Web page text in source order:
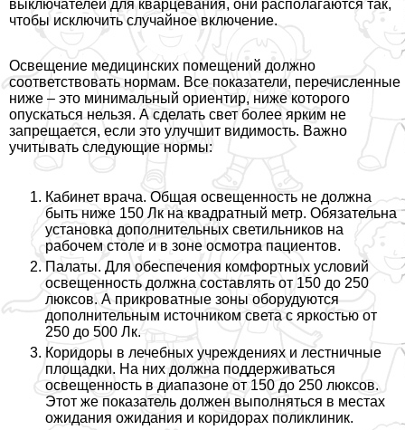
выключателей для кварцевания, они располагаются так,
чтобы исключить случайное включение.
Освещение медицинских помещений должно
соответствовать нормам. Все показатели, перечисленные
ниже – это минимальный ориентир, ниже которого
опускаться нельзя. А сделать свет более ярким не
запрещается, если это улучшит видимость. Важно
учитывать следующие нормы:
Кабинет врача. Общая освещенность не должна
быть ниже 150 Лк на квадратный метр. Обязательна
установка дополнительных светильников на
рабочем столе и в зоне осмотра пациентов.
Палаты. Для обеспечения комфортных условий
освещенность должна составлять от 150 до 250
люксов. А прикроватные зоны оборудуются
дополнительным источником света с яркостью от
250 до 500 Лк.
Коридоры в лечебных учреждениях и лестничные
площадки. На них должна поддерживаться
освещенность в диапазоне от 150 до 250 люксов.
Этот же показатель должен выполняться в местах
ожидания ожидания и коридорах поликлиник.